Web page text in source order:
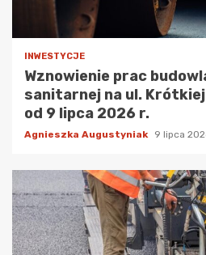
INWESTYCJE
Wznowienie prac
sanitarnej na ul.
od 9 lipca 2026 r.
Agnieszka Augustyniak 9 lipca